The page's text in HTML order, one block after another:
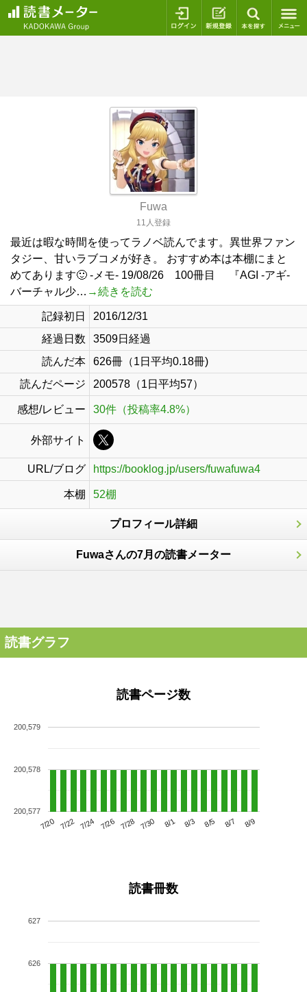
ログイン 新規登録
Fuwa
11人登録
最近は暇な時間を使ってラノベ読んでます。異世界ファン
タジー、甘いラブコメが好き。 おすすめ本は本棚にまと
めてあります🙂 -メモ- 19/08/26 100冊目 『AGI -アギ-
バーチャル少… →続きを読む
記録初日
2016/12/31
経過日数
3509日経過
読んだ本
626冊（1日平均0.18冊)
読んだページ
200578（1日平均57）
感想/レビュー 30件（投稿率4.8%）
外部サイト
URL/ブログ https://booklog.jp/users/fuwafuwa4
本棚 52棚
プロフィール詳細
Fuwaさんの7月の読書メーター
読書グラフ
読書ページ数
7/20 7/22 7/24 7/26 7/28 7/30 8/1 8/3 8/5 8/7 8/9
200,577
200,578
200,579
読書冊数
626
627